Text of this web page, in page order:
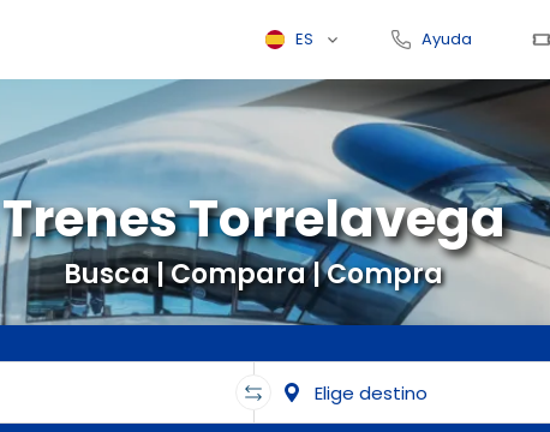
ES Ayuda
Busca | Compara | Compra
Trenes Torrelavega